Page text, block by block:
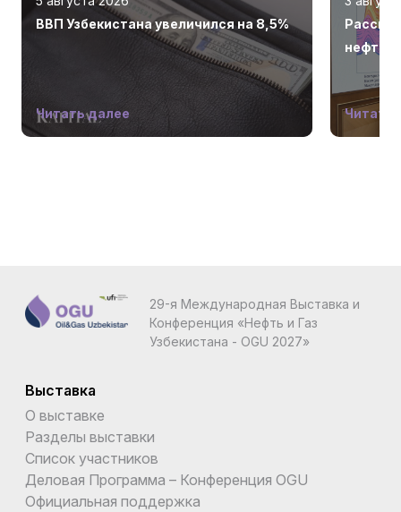
ВВП Узбекистана увеличился на 8,5%
Читать далее Читать
29-я Международная Выставка и
Конференция «Нефть и Газ
Узбекистана - OGU 2027»
Выставка
О выставке
Разделы выставки
Список участников
Деловая Программа – Конференция OGU
Официальная поддержка